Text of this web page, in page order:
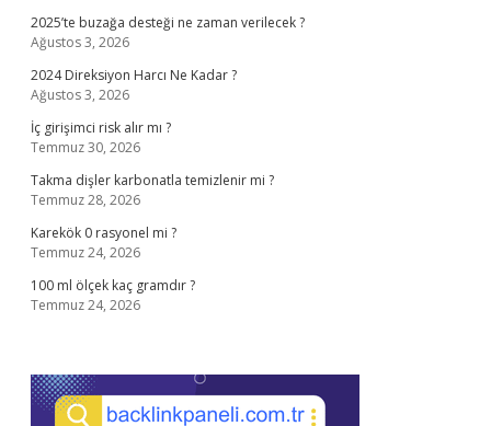
2025’te buzağa desteği ne zaman verilecek ?
Ağustos 3, 2026
2024 Direksiyon Harcı Ne Kadar ?
Ağustos 3, 2026
İç girişimci risk alır mı ?
Temmuz 30, 2026
Takma dişler karbonatla temizlenir mi ?
Temmuz 28, 2026
Karekök 0 rasyonel mi ?
Temmuz 24, 2026
100 ml ölçek kaç gramdır ?
Temmuz 24, 2026